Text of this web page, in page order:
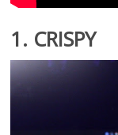
1. CRISPY